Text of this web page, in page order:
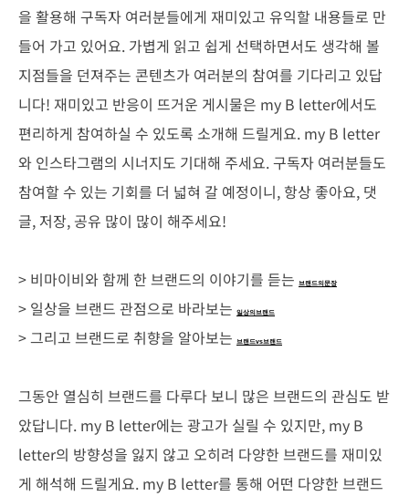
을 활용해 구독자 여러분들에게 재미있고 유익할 내용들로 만
들어 가고 있어요. 가볍게 읽고 쉽게 선택하면서도 생각해 볼
지점들을 던져주는 콘텐츠가 여러분의 참여를 기다리고 있답
니다! 재미있고 반응이 뜨거운 게시물은 my B letter에서도
편리하게 참여하실 수 있도록 소개해 드릴게요. my B letter
와 인스타그램의 시너지도 기대해 주세요. 구독자 여러분들도
참여할 수 있는 기회를 더 넓혀 갈 예정이니, 항상 좋아요, 댓
글, 저장, 공유 많이 많이 해주세요!
> 비마이비와 함께 한 브랜드의 이야기를 듣는 브랜드의문장
> 일상을 브랜드 관점으로 바라보는 일상의브랜드
> 그리고 브랜드로 취향을 알아보는 브랜드vs브랜드
그동안 열심히 브랜드를 다루다 보니 많은 브랜드의 관심도 받
았답니다. my B letter에는 광고가 실릴 수 있지만, my B
letter의 방향성을 잃지 않고 오히려 다양한 브랜드를 재미있
게 해석해 드릴게요. my B letter를 통해 어떤 다양한 브랜드